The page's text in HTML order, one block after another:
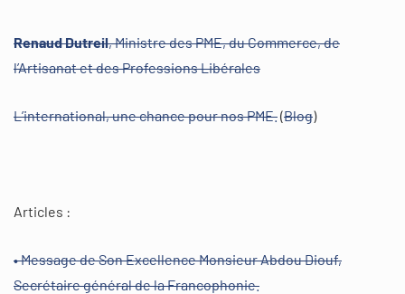
Renaud Dutreil, Ministre des PME, du Commerce, de
l’Artisanat et des Professions Libérales
L’international, une chance pour nos PME.(Blog)
Articles :
• Message de Son Excellence Monsieur Abdou Diouf,
Secrétaire général de la Francophonie.